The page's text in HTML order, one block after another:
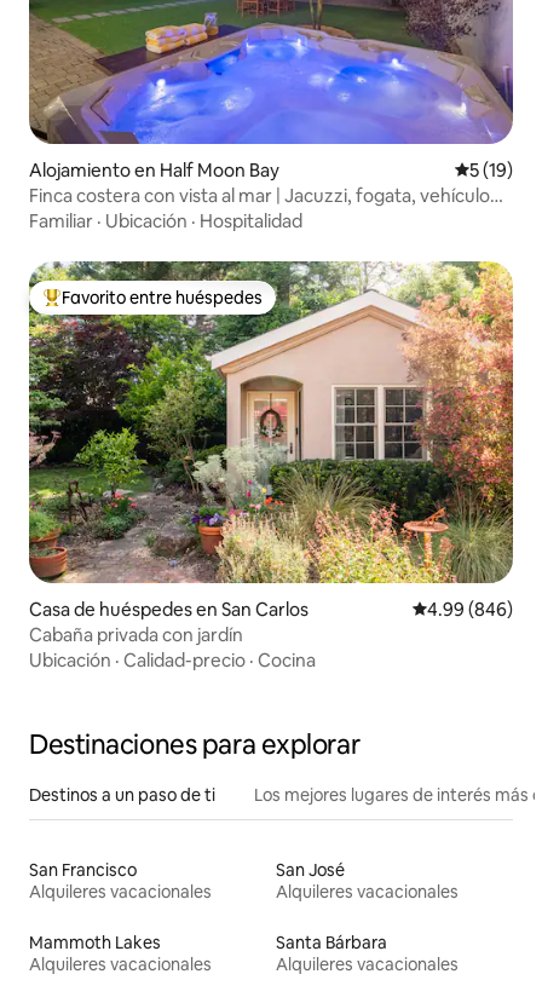
Alojamiento en Half Moon Bay
5 (19)
Finca costera con vista al mar | Jacuzzi, fogata, vehículo
eléctrico
Familiar · Ubicación · Hospitalidad
Favorito entre huéspedes preferido
Favorito entre huéspedes
Casa de huéspedes en San Carlos Calificación
4.99 (846)
Cabaña privada con jardín
Ubicación · Calidad-precio · Cocina
Destinaciones para explorar
Destinos a un paso de ti Los mejores lugares de interés más
San Francisco
Alquileres vacacionales
San José
Alquileres vacacionales
Mammoth Lakes
Alquileres vacacionales
Santa Bárbara
Alquileres vacacionales